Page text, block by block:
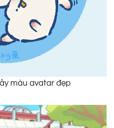
màu avatar đẹp